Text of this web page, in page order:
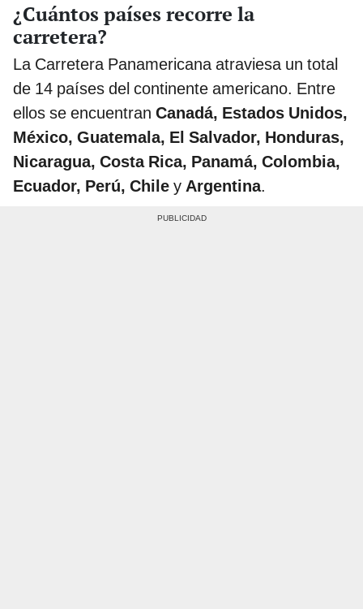
¿Cuántos países recorre la
carretera?
La Carretera Panamericana atraviesa un total
de 14 países del continente americano. Entre
ellos se encuentran Canadá, Estados Unidos,
México, Guatemala, El Salvador, Honduras,
Nicaragua, Costa Rica, Panamá, Colombia,
Ecuador, Perú, Chile y Argentina.